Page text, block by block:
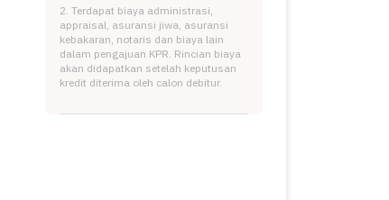
2. Terdapat biaya administrasi,
appraisal, asuransi jiwa, asuransi
kebakaran, notaris dan biaya lain
dalam pengajuan KPR. Rincian biaya
akan didapatkan setelah keputusan
kredit diterima oleh calon debitur.